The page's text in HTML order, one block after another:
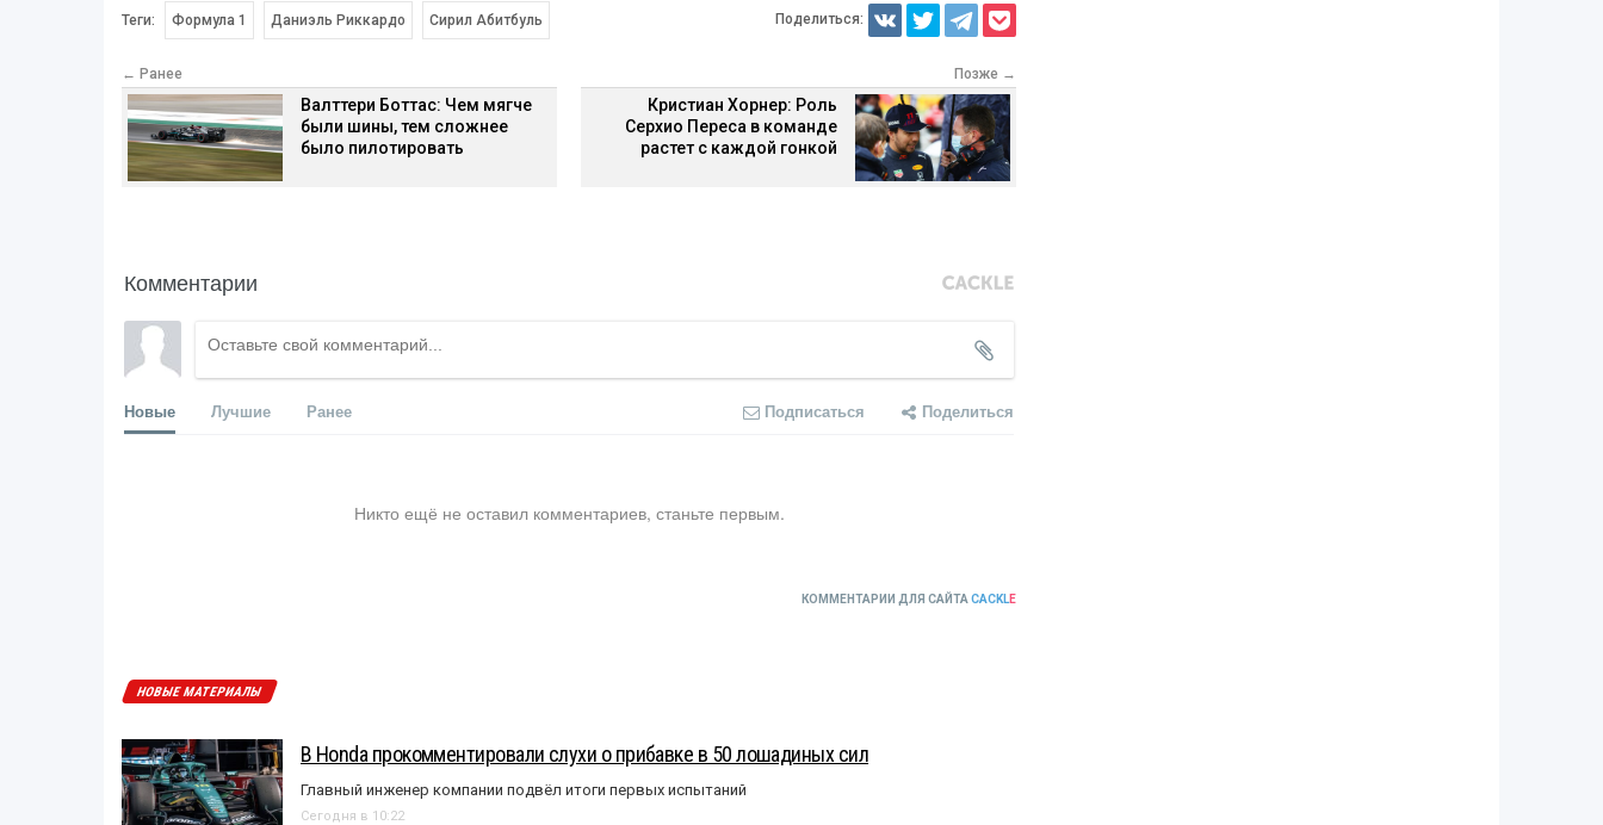
Теги: Формула 1 Даниэль Риккардо Сирил Абитбуль Поделиться:
← Ранее
Валттери Боттас: Чем мягче
были шины, тем сложнее
было пилотировать
Позже →
Кристиан Хорнер: Роль
Серхио Переса в команде
растет с каждой гонкой
Комментарии
Новые Лучшие Ранее Подписаться Поделиться
Никто ещё не оставил комментариев, станьте первым.
КОММЕНТАРИИ ДЛЯ САЙТА CACKLE
НОВЫЕ МАТЕРИАЛЫ
В Honda прокомментировали слухи о прибавке в 50 лошадиных сил
Главный инженер компании подвёл итоги первых испытаний
Сегодня в 10:22